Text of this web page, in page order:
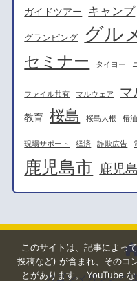
ガイドツアー キャンプ
グランピング グル
セミナー タイヨー
ファイル共有 マルウェア マ
教育 桜島 桜島大根 椿油
現場サポート 経済 詐欺広告
鹿児島市 鹿児
カゴシマガジンと
このサイトは、記事によっ
投稿など) が含まれ、そのコ
とがあります。 YouTube